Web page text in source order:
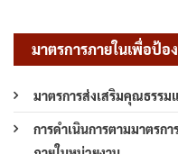
มาตรการภายในเพื่อป้อ
มาตรการส่งเสริมคุณธรรม
การดำเนินการตามมาตรก